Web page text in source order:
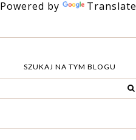
Powered by Translate
SZUKAJ NA TYM BLOGU